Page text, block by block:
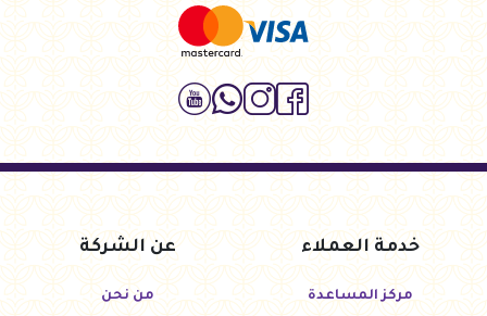
خدمة العملاء
مركز المساعدة
عن الشركة
من نحن